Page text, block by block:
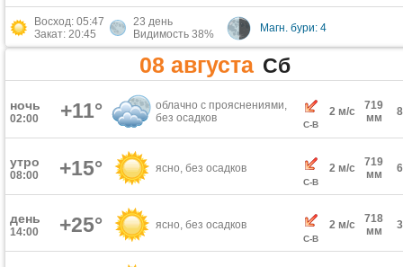
Восход: 05:47
Закат: 20:45
23 день
Видимость 38%
Магн. бури: 4
08 августа Сб
ночь
02:00 +11°
облачно с прояснениями,
без осадков
С-В
2 м/с
719
мм
утро
08:00 +15° ясно, без осадков
С-В
2 м/с
719
мм
день
14:00 +25° ясно, без осадков
С-В
2 м/с
718
мм